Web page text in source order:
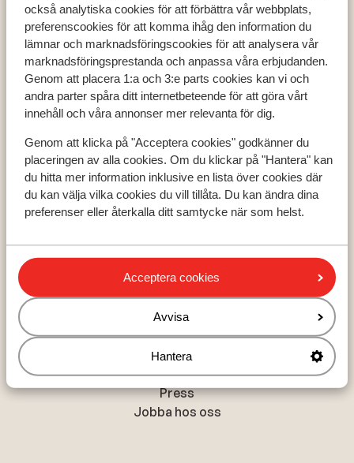
också analytiska cookies för att förbättra vår webbplats,
preferenscookies för att komma ihåg den information du
lämnar och marknadsföringscookies för att analysera vår
marknadsföringsprestanda och anpassa våra erbjudanden.
Genom att placera 1:a och 3:e parts cookies kan vi och
andra parter spåra ditt internetbeteende för att göra vårt
innehåll och våra annonser mer relevanta för dig.
Genom att klicka på "Acceptera cookies" godkänner du
placeringen av alla cookies. Om du klickar på "Hantera" kan
du hitta mer information inklusive en lista över cookies där
du kan välja vilka cookies du vill tillåta. Du kan ändra dina
preferenser eller återkalla ditt samtycke när som helst.
Acceptera cookies
Avvisa
Hantera
Andorra
Populära destinationer
Ski Amadé
Zell am See - Kaprun
Populära skidområden
Zell am See - Kaprun
Om Sunweb
Om Sunweb
Hållbar semester
Tillgänglighetsdirektiv
Press
Jobba hos oss